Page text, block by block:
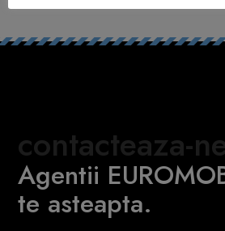
contacteaza-
Agentii
te asteapta.